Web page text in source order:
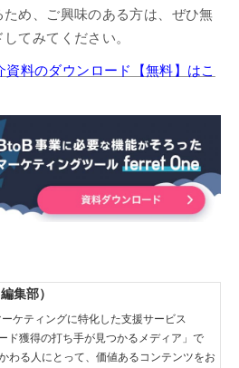
め、ご興味のある方は、ぜひ無
てみてください。
料のダウンロード【無料】はこ
集部）
ケティングに特化した支援サービス
ド獲得の打ち手が見つかるメディア」で
わる人にとって、価値あるコンテンツをお